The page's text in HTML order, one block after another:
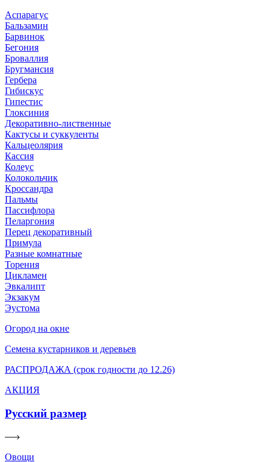
Аспарагус
Бальзамин
Барвинок
Бегония
Броваллия
Бругмансия
Гербера
Гибискус
Гипестис
Глоксиния
Декоративно-лиственные
Кактусы и суккуленты
Кальцеолярия
Кассия
Колеус
Колокольчик
Кроссандра
Пальмы
Пассифлора
Пеларгония
Перец декоративный
Примула
Разные комнатные
Торения
Цикламен
Эвкалипт
Экзакум
Эустома
Огород на окне
Семена кустарников и деревьев
РАСПРОДАЖА (срок годности до 12.26)
АКЦИЯ
Русский размер
Овощи